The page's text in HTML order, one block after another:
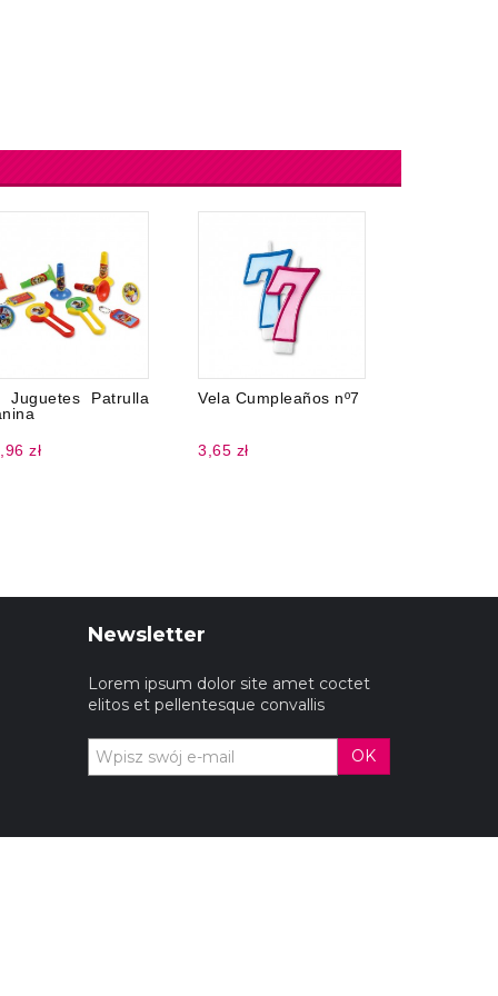
Juguetes Patrulla
zł
Vela Cumpleaños nº7
3,65 zł
Newsletter
Lorem ipsum dolor site amet coctet
elitos et pellentesque convallis
OK